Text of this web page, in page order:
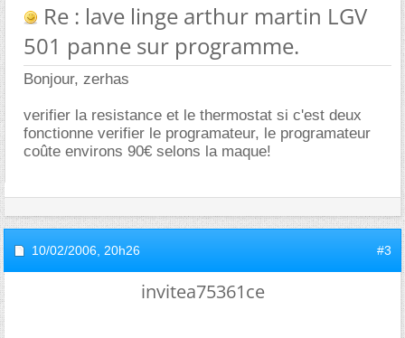
Re : lave linge arthur martin LGV
501 panne sur programme.
Bonjour, zerhas
verifier la resistance et le thermostat si c'est deux
fonctionne verifier le programateur, le programateur
coûte environs 90€ selons la maque!
10/02/2006, 20h26 #3
invitea75361ce